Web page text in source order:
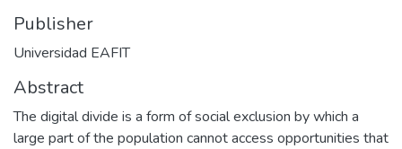
Publisher
Universidad EAFIT
Abstract
The digital divide is a form of social exclusion by which a
large part of the population cannot access opportunities that